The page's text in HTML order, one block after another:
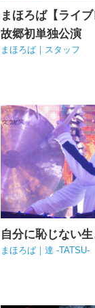
まほろば【ライ
故郷初単独公演
まほろば｜スタッフ
自分に恥じない生
まほろば｜達 -TATSU-